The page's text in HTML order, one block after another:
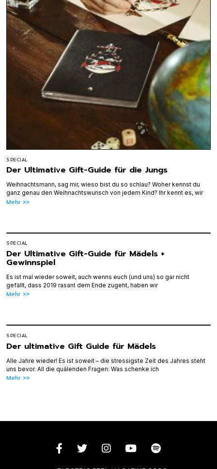
SPECIAL
Der Ultimative Gift-Guide für die Jungs
Weihnachtsmann, sag mir, wieso bist du so schlau? Woher kennst du
ganz genau den Weihnachtswunsch von jedem Kind? Ihr kennt es, wir
Mehr >>
SPECIAL
Der Ultimative Gift-Guide für Mädels +
Gewinnspiel
Es ist mal wieder soweit, auch wenns euch (und uns) so gar nicht
gefällt, dass 2019 rasant dem Ende zugeht, haben wir
Mehr >>
SPECIAL
Der ultimative Gift Guide für Mädels
Alle Jahre wieder! Es ist soweit – die stressigste Zeit des Jahres steht
uns bevor. All die quälenden Fragen: Was schenke ich
Mehr >>